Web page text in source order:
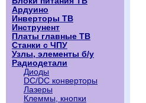
Ардуино
Инверторы ТВ
Инструнент
Платы главные ТВ
Станки с ЧПУ
Узлы, элементы б/у
Радиодетали
Диоды
DC/DC конверторы
Лазеры
Клеммы, кнопки